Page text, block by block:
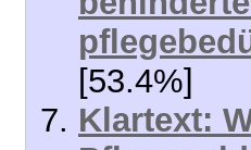
[53.4%]
Klartext: